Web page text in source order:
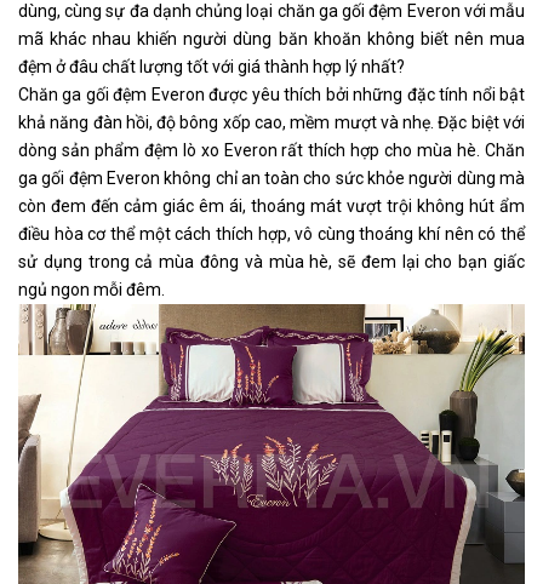
dùng, cùng sự đa dạnh chủng loại chăn ga gối đệm Everon với mẫu
mã khác nhau khiến người dùng băn khoăn không biết nên mua
đệm ở đâu chất lượng tốt với giá thành hợp lý nhất?
Chăn ga gối đệm Everon được yêu thích bởi những đặc tính nổi bật
khả năng đàn hồi, độ bông xốp cao, mềm mượt và nhẹ. Đặc biệt với
dòng sản phẩm đệm lò xo Everon rất thích hợp cho mùa hè. Chăn
ga gối đệm Everon không chỉ an toàn cho sức khỏe người dùng mà
còn đem đến cảm giác êm ái, thoáng mát vượt trội không hút ẩm
điều hòa cơ thể một cách thích hợp, vô cùng thoáng khí nên có thể
sử dụng trong cả mùa đông và mùa hè, sẽ đem lại cho bạn giấc
ngủ ngon mỗi đêm.